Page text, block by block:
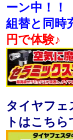
ーン中！！
組替と同時
円で体験♪
タイヤフェ
トはこちら